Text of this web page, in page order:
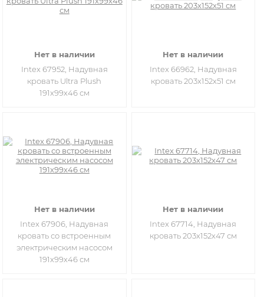
Нет в наличии
Intex 67952, Надувная
кровать Ultra Plush
191х99х46 см
Нет в наличии
Intex 66962, Надувная
кровать 203х152х51 см
Нет в наличии
Intex 67906, Надувная
кровать со встроенным
электрическим насосом
191х99х46 см
Нет в наличии
Intex 67714, Надувная
кровать 203х152х47 см